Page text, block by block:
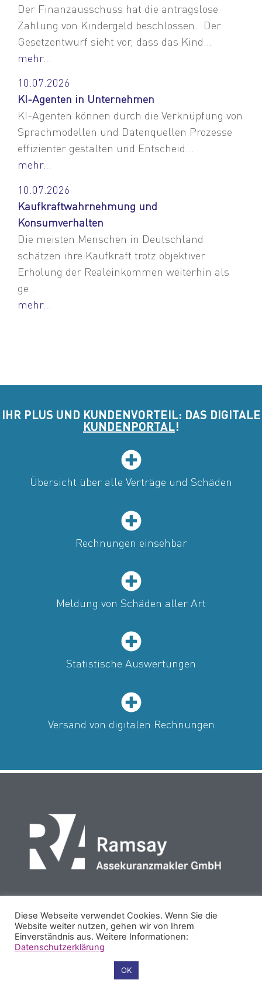
Der Finanzausschuss hat die antragslose
Zahlung von Kindergeld beschlossen. Der
Gesetzentwurf sieht vor, dass das Kind...
mehr...
10.07.2026
KI-Agenten in Unternehmen
KI-Agenten können durch die Verknüpfung von
Sprachmodellen und Datenquellen Prozesse
effizienter gestalten und Entscheid...
mehr...
10.07.2026
Kaufkraftwahrnehmung und
Konsumverhalten
Die meisten Menschen in Deutschland
schätzen ihre Kaufkraft trotz objektiver
Erholung der Realeinkommen weiterhin als
ge...
mehr...
IHR PLUS UND KUNDENVORTEIL: DAS DIGITALE
KUNDENPORTAL!
Übersicht über alle Verträge und Schäden
Rechnungen einsehbar
Meldung von Schäden aller Art
Statistische Auswertungen
Versand von digitalen Rechnungen
DATENSCHUTZ
Diese Webseite verwendet Cookies. Wenn Sie die
Website weiter nutzen, gehen wir von Ihrem
Einverständnis aus. Weitere Informationen:
Datenschutzerklärung
OK